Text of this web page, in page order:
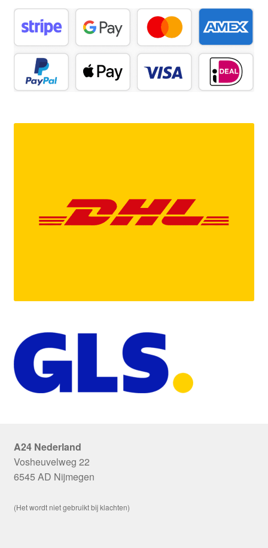
A24 Nederland
Vosheuvelweg 22
6545 AD Nijmegen
(Het wordt niet gebruikt bij klachten)